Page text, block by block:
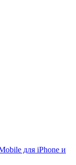
для iPhone и